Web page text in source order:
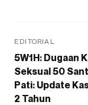
EDITORIAL
5W1H: Dugaan
Seksual 50
Pati: Update
2 Tahun